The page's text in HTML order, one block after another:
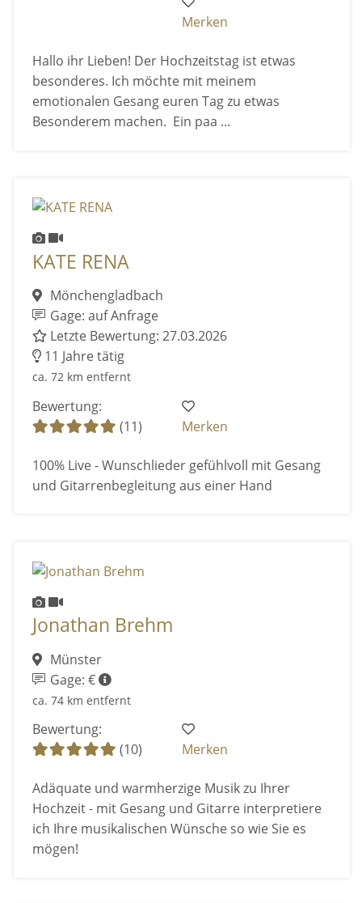
Merken
Hallo ihr Lieben! Der Hochzeitstag ist etwas
besonderes. Ich möchte mit meinem
emotionalen Gesang euren Tag zu etwas
Besonderem machen. Ein paa ...
KATE RENA
Mönchengladbach
Gage: auf Anfrage
Letzte Bewertung: 27.03.2026
11 Jahre tätig
ca. 72 km entfernt
Bewertung:
(11)
Merken
100% Live - Wunschlieder gefühlvoll mit Gesang
und Gitarrenbegleitung aus einer Hand
Jonathan Brehm
Münster
Gage: €
ca. 74 km entfernt
Bewertung:
(10)
Merken
Adäquate und warmherzige Musik zu Ihrer
Hochzeit - mit Gesang und Gitarre interpretiere
ich Ihre musikalischen Wünsche so wie Sie es
mögen!